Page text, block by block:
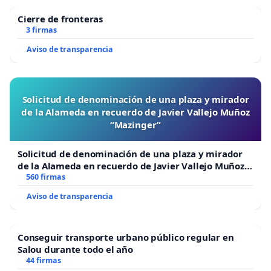
si Dios quiere, cuando pueda, si las circunstancias
lo permiten.
En nuestros orígenes como seres humanos podéis
rupestre de hombres haciendo malabares, en las
pirámides egipcias encontramos diseños
jeroglificos donde hay malabaristas jugando pases
con antorchas de fuego, en todas las culturas del
planeta de un modo u otro siempre ha existido: un
juglar, un cuenta historia, un cuenta cuentos, un
cuenta mitos, un cuenta leyendas o alguien que
bailaba al ritmo de la música o alguien que
diseñaba o pintaba en la piel de animales, en las
cavernas, en rocas o personas que hacían
acrobacias o malabares, ritos y rituales a los dioses
Cierre de fronteras
3 firmas
Aviso de transparencia
Solicitud de denominación de una plaza y mirador
de la Alameda en recuerdo de Javier Vallejo Muñoz
“Mazinger”
Solicitud de denominación de una plaza y mirador
de la Alameda en recuerdo de Javier Vallejo Muñoz
“Mazinger”
560 firmas
Aviso de transparencia
Conseguir transporte urbano público regular en
Salou durante todo el año
44 firmas